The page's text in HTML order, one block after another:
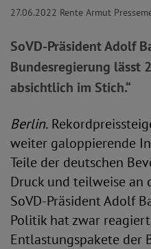
27.06.2022 Rente Armut
SoVD-Präsident Adolf
Bundesregierung lässt
absichtlich im Stich.“
Berlin.
weiter galoppierende
Teile der deutschen
Druck und teilweise an
SoVD-Präsident Adolf
Politik hat zwar
Entlastungspakete der